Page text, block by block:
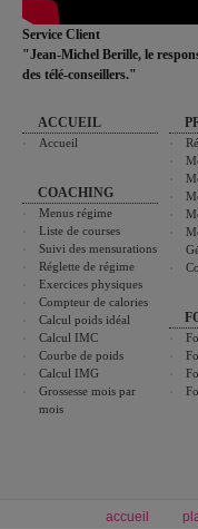
Service Client
"Jean-Michel Berille, le
des télé-conseillers."
ACCUEIL
Accueil
COACHING
Menus régime
Liste de courses
Suivi des mensurations
Réglette de régime
Exercices physiques
Compteur de calories
Calcul poids idéal
Calcul IMC
Courbe de poids
Calcul IMG
Grossesse mois par
mois
accueil